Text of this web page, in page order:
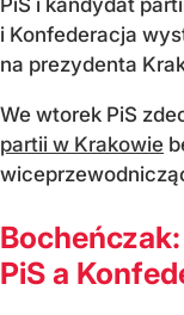
PiS i kandydat
i Konfederacja
na prezydenta
We wtorek PiS
partii w Krakowie
PiS a